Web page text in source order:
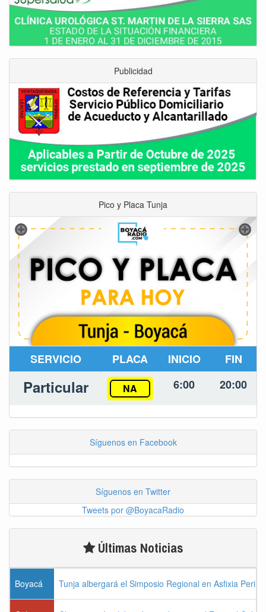
Publicidad
Pico y Placa Tunja
SERVICIO PLACA INICIO FIN
Particular NA 6:00 20:00
Síguenos en Facebook
Síguenos en Twitter
Tweets por @BoyacaRadio
Últimas Noticias
Boyacá Tunja albergará el Simposio Regional en Asfixia